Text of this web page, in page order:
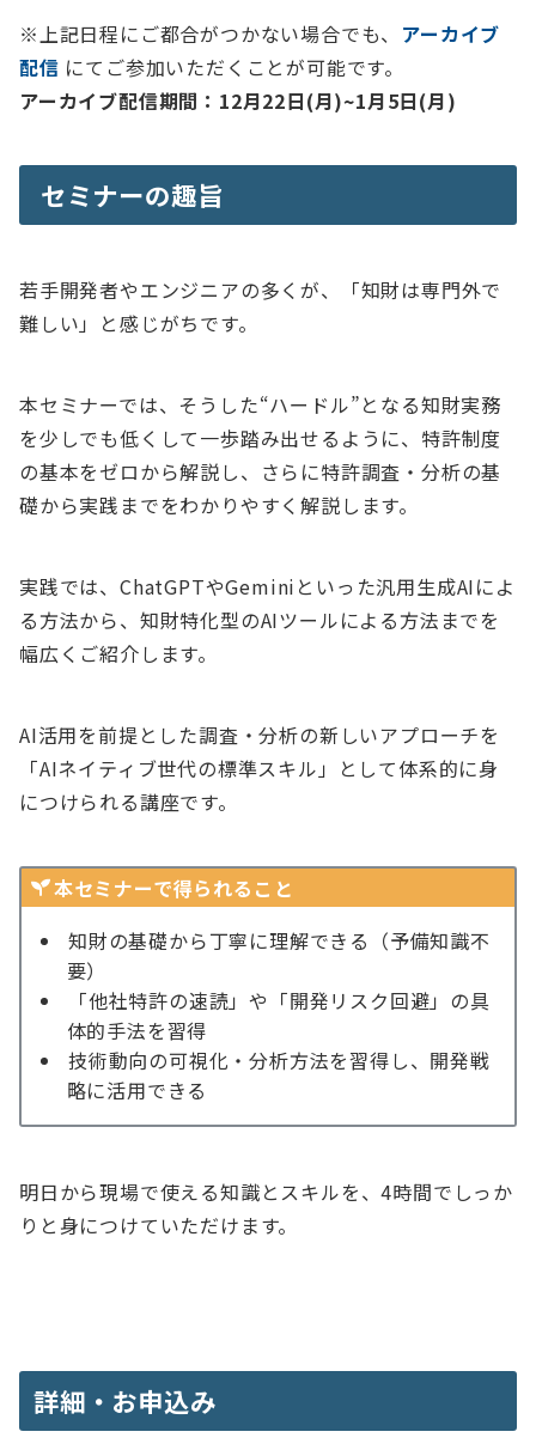
※上記日程にご都合がつかない場合でも、 アーカイブ
配信 にてご参加いただくことが可能です。
アーカイブ配信期間：12月22日(月)~1月5日(月)
セミナーの趣旨
若手開発者やエンジニアの多くが、「知財は専門外で
難しい」と感じがちです。
本セミナーでは、そうした“ハードル”となる知財実務
を少しでも低くして一歩踏み出せるように、特許制度
の基本をゼロから解説し、さらに特許調査・分析の基
礎から実践までをわかりやすく解説します。
実践では、ChatGPTやGeminiといった汎用生成AIによ
る方法から、知財特化型のAIツールによる方法までを
幅広くご紹介します。
AI活用を前提とした調査・分析の新しいアプローチを
「AIネイティブ世代の標準スキル」として体系的に身
につけられる講座です。
本セミナーで得られること
知財の基礎から丁寧に理解できる（予備知識不
要）
「他社特許の速読」や「開発リスク回避」の具
体的手法を習得
技術動向の可視化・分析方法を習得し、開発戦
略に活用できる
明日から現場で使える知識とスキルを、4時間でしっか
りと身につけていただけます。
詳細・お申込み